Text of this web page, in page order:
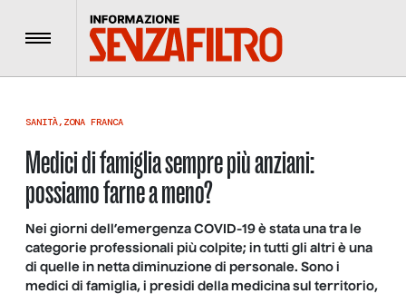
Menu
SANITÀ, ZONA FRANCA
Medici di famiglia sempre più anziani:
possiamo farne a meno?
Nei giorni dell’emergenza COVID-19 è stata una tra le
categorie professionali più colpite; in tutti gli altri è una
di quelle in netta diminuzione di personale. Sono i
medici di famiglia, i presidi della medicina sul territorio,